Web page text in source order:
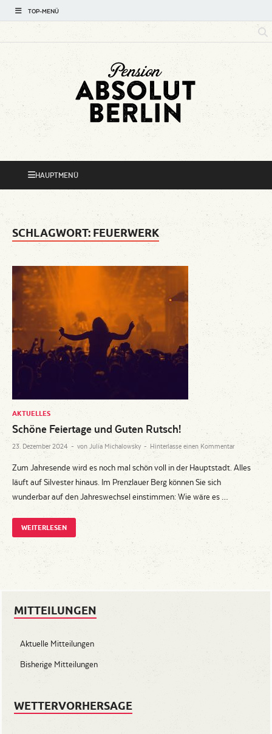
TOP-MENÜ
Absolut
Berlin Mini-
Reiseführer
HAUPTMENÜ
SCHLAGWORT: FEUERWERK
AKTUELLES
Schöne Feiertage und Guten Rutsch!
23. Dezember 2024 - von Julia Michalowsky - Hinterlasse einen Kommentar
Zum Jahresende wird es noch mal schön voll in der Hauptstadt. Alles
läuft auf Silvester hinaus. Im Prenzlauer Berg können Sie sich
wunderbar auf den Jahreswechsel einstimmen: Wie wäre es …
WEITERLESEN
MITTEILUNGEN
Aktuelle Mitteilungen
Bisherige Mitteilungen
WETTERVORHERSAGE